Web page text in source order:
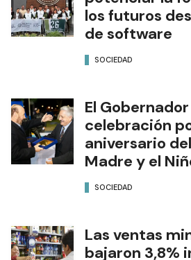
los futuros
de software
SOCIEDAD
El
celebración
aniversario
Madre y el
SOCIEDAD
Las ventas
bajaron 3,8%